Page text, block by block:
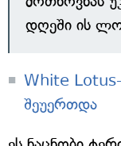
დღეში ის
White
შეუერთდა